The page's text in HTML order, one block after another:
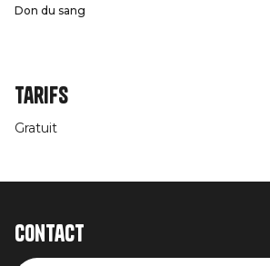
Don du sang
Tarifs
Gratuit
Contact